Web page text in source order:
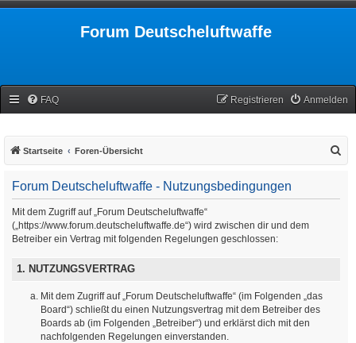
Forum Deutscheluftwaffe
FAQ Anmelden
Registrieren
Startseite Foren-Übersicht
Forum Deutscheluftwaffe - Nutzungsbedingungen
Mit dem Zugriff auf „Forum Deutscheluftwaffe“
(„https://www.forum.deutscheluftwaffe.de“) wird zwischen dir und dem
Betreiber ein Vertrag mit folgenden Regelungen geschlossen:
1. NUTZUNGSVERTRAG
Mit dem Zugriff auf „Forum Deutscheluftwaffe“ (im Folgenden „das
Board“) schließt du einen Nutzungsvertrag mit dem Betreiber des
Boards ab (im Folgenden „Betreiber“) und erklärst dich mit den
nachfolgenden Regelungen einverstanden.